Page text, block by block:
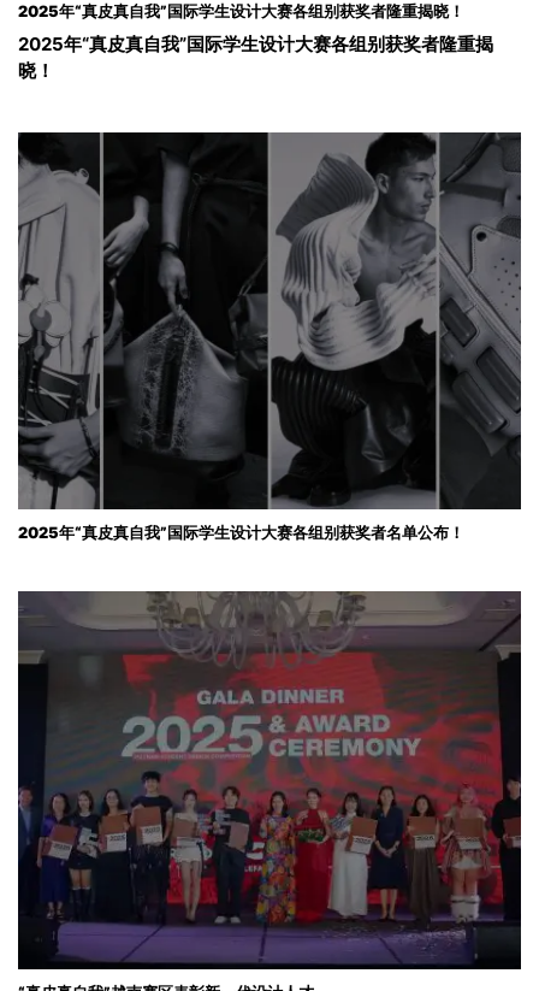
2025年“真皮真自我”国际学生设计大赛各组别获奖者隆重揭晓！
2025年“真皮真自我”国际学生设计大赛各组别获奖者隆重揭
晓！
2025年“真皮真自我”国际学生设计大赛各组别获奖者名单公布！